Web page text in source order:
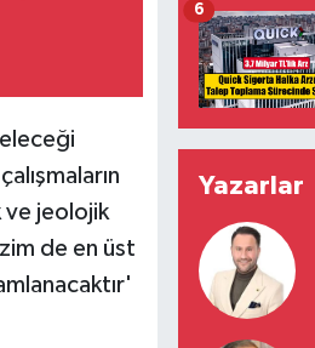
ve jeolojik
de en üst
6
Yazarlar